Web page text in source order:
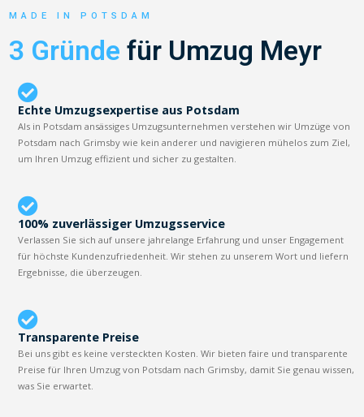
MADE IN POTSDAM
3 Gründe für Umzug Meyr
Echte Umzugsexpertise aus Potsdam
Als in Potsdam ansässiges Umzugsunternehmen verstehen wir Umzüge von
Potsdam nach Grimsby wie kein anderer und navigieren mühelos zum Ziel,
um Ihren Umzug effizient und sicher zu gestalten.
100% zuverlässiger Umzugsservice
Verlassen Sie sich auf unsere jahrelange Erfahrung und unser Engagement
für höchste Kundenzufriedenheit. Wir stehen zu unserem Wort und liefern
Ergebnisse, die überzeugen.
Transparente Preise
Bei uns gibt es keine versteckten Kosten. Wir bieten faire und transparente
Preise für Ihren Umzug von Potsdam nach Grimsby, damit Sie genau wissen,
was Sie erwartet.